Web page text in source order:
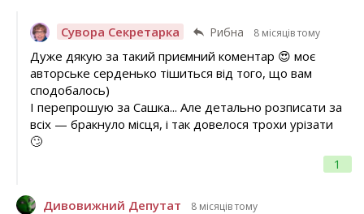
Сувора Секретарка Рибна 8 місяців тому
1
Дуже дякую за такий приємний коментар 😍 моє
авторське серденько тішиться від того, що вам
сподобалось)
І перепрошую за Сашка... Але детально розписати за
всіх — бракнуло місця, і так довелося трохи урізати
🙄
Дивовижний Депутат 8 місяців тому